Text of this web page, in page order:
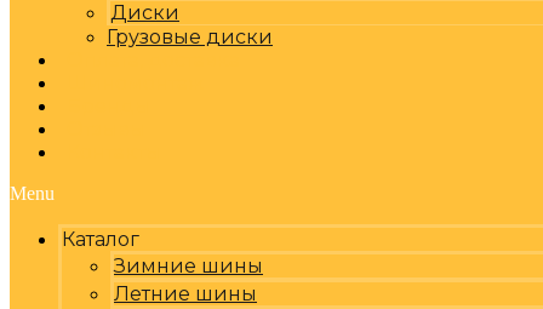
Диски
Грузовые диски
Menu
Каталог
Зимние шины
Летние шины